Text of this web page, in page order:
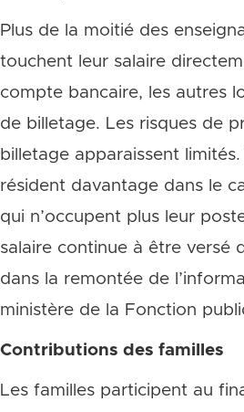
Plus de la moitié des
touchent leur salaire
compte bancaire, les autres
de billetage. Les risques de
billetage apparaissent
résident davantage dans le
qui n’occupent plus leur
salaire continue à être versé
dans la remontée de
ministère de la Fonction
Contributions des familles
Les familles participent au